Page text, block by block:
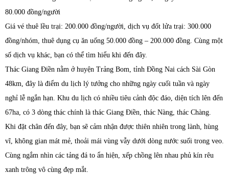
80.000 đồng/người
Giá vé thuê lều trại: 200.000 đồng/người, dịch vụ đốt lửa trại: 300.000
đồng/nhóm, thuê dụng cụ ăn uống 50.000 đồng – 200.000 đồng. Cùng một
số dịch vụ khác, bạn có thể tìm hiểu khi đến đây.
Thác Giang Điền nằm ở huyện Trảng Bom, tỉnh Đồng Nai cách Sài Gòn
48km, đây là điểm du lịch lý tưởng cho những ngày cuối tuần và ngày
nghỉ lễ ngắn hạn. Khu du lịch có nhiều tiêu cảnh độc đáo, diện tích lên đến
67ha, có 3 dòng thác chính là thác Giang Điền, thác Nàng, thác Chàng.
Khi đặt chân đến đây, bạn sẽ cảm nhận được thiên nhiên trong lành, hùng
vĩ, không gian mát mẻ, thoải mái vùng vẫy dưới dòng nước suối trong veo.
Cùng ngắm nhìn các tảng đá to ẩn hiện, xếp chồng lên nhau phủ kín rêu
xanh trông vô cùng đẹp mắt.